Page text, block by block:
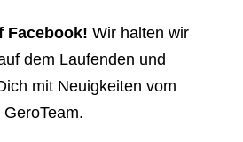
Facebook! Wir halten wir
dem Laufenden und
mit Neuigkeiten vom
GeroTeam.